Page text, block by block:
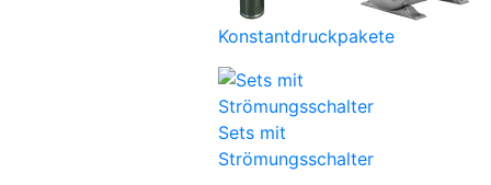
Konstantdruckpakete
Sets mit
Strömungsschalter